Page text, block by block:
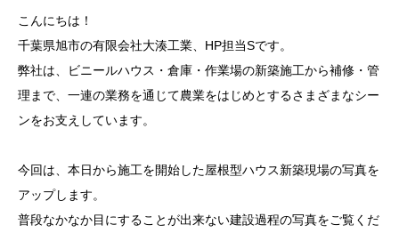
こんにちは！
千葉県旭市の有限会社大湊工業、HP担当Sです。
弊社は、ビニールハウス・倉庫・作業場の新築施工から補修・管
理まで、一連の業務を通じて農業をはじめとするさまざまなシー
ンをお支えしています。
今回は、本日から施工を開始した屋根型ハウス新築現場の写真を
アップします。
普段なかなか目にすることが出来ない建設過程の写真をご覧くだ